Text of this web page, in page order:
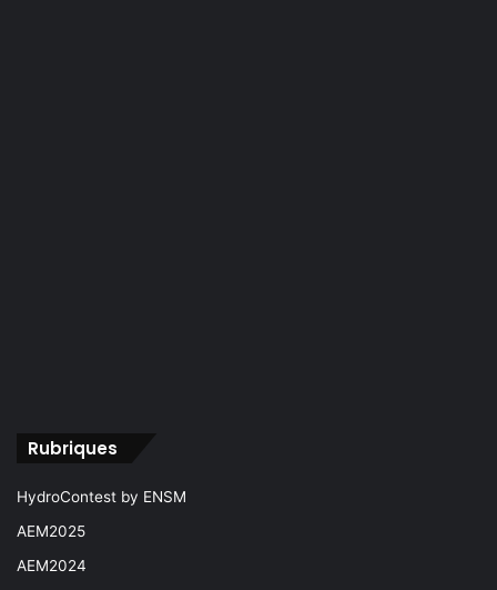
Rubriques
HydroContest by ENSM
AEM2025
AEM2024